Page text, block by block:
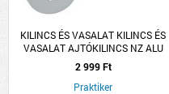
KILINCS ÉS VASALAT KILINCS ÉS
VASALAT AJTÓKILINCS NZ ALU
SZÜRKE LANA ROZETTÁS
2 999 Ft
Praktiker